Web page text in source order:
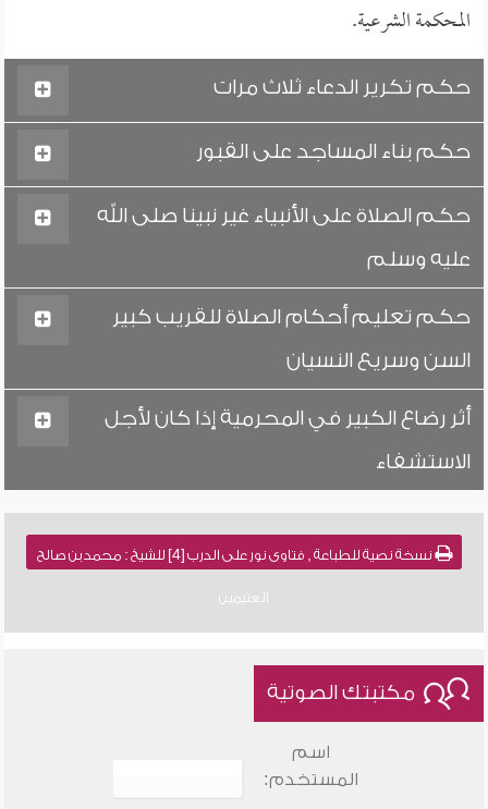
المحكمة الشرعية.
حكم تكرير الدعاء ثلاث مرات
حكم بناء المساجد على القبور
حكم الصلاة على الأنبياء غير نبينا صلى الله
عليه وسلم
حكم تعليم أحكام الصلاة للقريب كبير
السن وسريع النسيان
أثر رضاع الكبير في المحرمية إذا كان لأجل
الاستشفاء
نسخة نصية للطباعة , فتاوى نور على الدرب [4] للشيخ : محمد بن صالح
العثيمين
مكتبتك الصوتية
اسم
المستخدم: